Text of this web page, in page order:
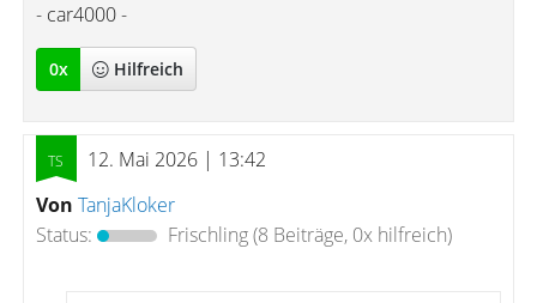
- car4000 -
0x Hilfreich
12. Mai 2026 | 13:42
Von TanjaKloker
Status:
Frischling(8 Beiträge, 0x hilfreich)